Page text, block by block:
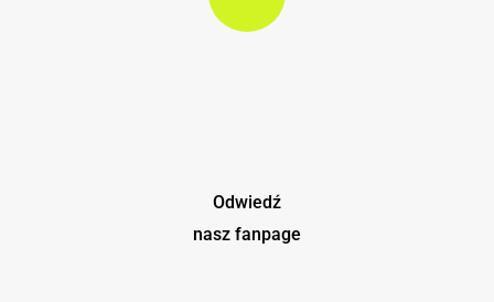
Odwiedź
nasz fanpage